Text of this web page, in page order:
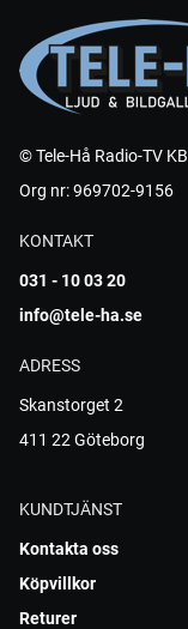
© Tele-Hå Radio-TV KB
Org nr: 969702-9156
KONTAKT
031 - 10 03 20
info@tele-ha.se
ADRESS
Skanstorget 2
411 22 Göteborg
KUNDTJÄNST
Kontakta oss
Köpvillkor
Returer